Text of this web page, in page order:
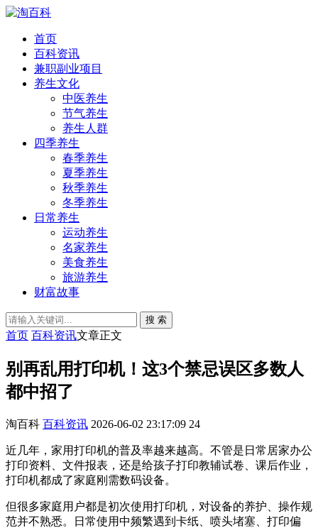
首页
百科资讯
兼职副业项目
养生文化
中医养生
节气养生
养生人群
四季养生
春季养生
夏季养生
秋季养生
冬季养生
日常养生
运动养生
名家养生
美食养生
旅游养生
财富故事
搜 索
首页 百科资讯文章正文
别再乱用打印机！这3个禁忌误区多数人
都中招了
淘百科 百科资讯 2026-06-02 23:17:09 24
近几年，家用打印机的普及率越来越高。不管是日常居家办公
打印资料、文件报表，还是给孩子打印教辅试卷、课后作业，
打印机都成了家庭刚需数码设备。
但很多家庭用户都是初次使用打印机，对设备的养护、操作规
范并不熟悉。日常使用中频繁遇到卡纸、喷头堵塞、打印偏